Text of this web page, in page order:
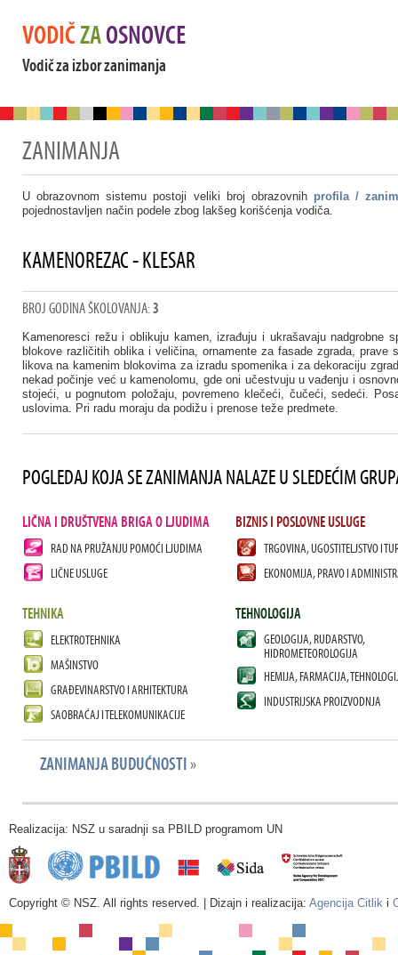
VODIČZAOSNOVCE
Vodič za izbor zanimanja
ZANIMANJA
U obrazovnom sistemu postoji veliki broj obrazovnih profila /
pojednostavljen način podele zbog lakšeg korišćenja vodiča.
KAMENOREZAC - KLESAR
BROJ GODINA ŠKOLOVANJA:3
Kamenoresci režu i oblikuju kamen, izrađuju i ukrašavaju
blokove različitih oblika i veličina, ornamente za fasade zgrada,
likova na kamenim blokovima za izradu spomenika i za dekoraciju
nekad počinje već u kamenolomu, gde oni učestvuju u vađenju i
stojeći, u pognutom položaju, povremeno klečeći, čučeći, sedeći.
uslovima. Pri radu moraju da podižu i prenose teže predmete.
POGLEDAJ KOJA SE ZANIMANJA NALAZE U SLEDEĆIM
LIČNA I DRUŠTVENA BRIGA O LJUDIMA
RAD NA PRUŽANJU POMOĆI LJUDIMA
LIČNE USLUGE
BIZNIS I POSLOVNE USLUGE
TRGOVINA, UGOSTITELJSTVO I
EKONOMIJA, PRAVO I
TEHNIKA
ELEKTROTEHNIKA
MAŠINSTVO
GRAĐEVINARSTVO I ARHITEKTURA
SAOBRAĆAJ I TELEKOMUNIKACIJE
TEHNOLOGIJA
GEOLOGIJA, RUDARSTVO,
HIDROMETEOROLOGIJA
HEMIJA, FARMACIJA,
INDUSTRIJSKA PROIZVODNJA
ZANIMANJA BUDUĆNOSTI»
Realizacija: NSZ u saradnji sa PBILD programom UN
Copyright © NSZ. All rights reserved. | Dizajn i realizacija: Agencija Citlik i